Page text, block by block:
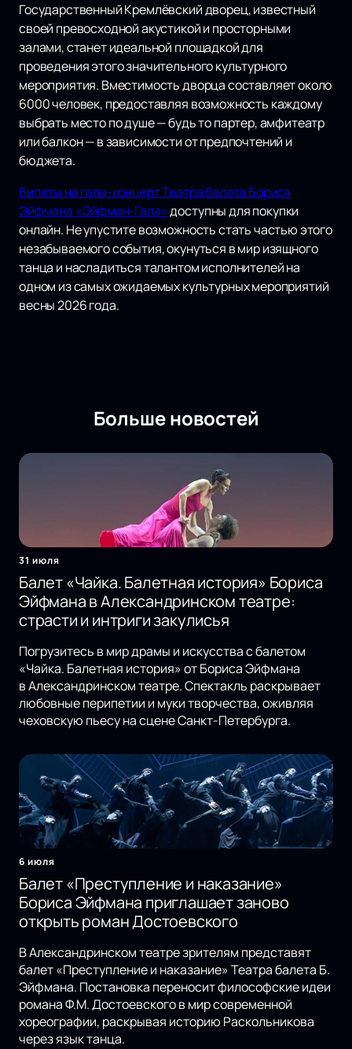
Государственный Кремлёвский дворец, известный
своей превосходной акустикой и просторными
залами, станет идеальной площадкой для
проведения этого значительного культурного
мероприятия. Вместимость дворца составляет около
6000 человек, предоставляя возможность каждому
выбрать место по душе — будь то партер, амфитеатр
или балкон — в зависимости от предпочтений и
бюджета.
Билеты на гала-концерт Театра балета Бориса
Эйфмана «Эйфман-Гала»доступны для покупки
онлайн. Не упустите возможность стать частью этого
незабываемого события, окунуться в мир изящного
танца и насладиться талантом исполнителей на
одном из самых ожидаемых культурных мероприятий
весны 2026 года.
Больше новостей
31 июля
Балет «Чайка. Балетная история» Бориса
Эйфмана в Александринском театре:
страсти и интриги закулисья
Погрузитесь в мир драмы и искусства с балетом
«Чайка. Балетная история» от Бориса Эйфмана
в Александринском театре. Спектакль раскрывает
любовные перипетии и муки творчества, оживляя
чеховскую пьесу на сцене Санкт-Петербурга.
6 июля
Балет «Преступление и наказание»
Бориса Эйфмана приглашает заново
открыть роман Достоевского
В Александринском театре зрителям представят
балет «Преступление и наказание» Театра балета Б.
Эйфмана. Постановка переносит философские идеи
романа Ф.М. Достоевского в мир современной
хореографии, раскрывая историю Раскольникова
через язык танца.